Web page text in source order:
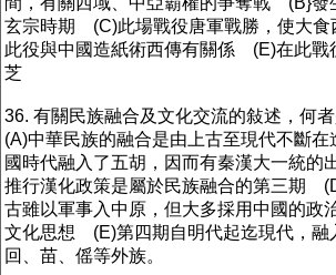
玄宗時期 (C)此場戰役唐軍戰勝，使大
此役與中國造紙術西傳有關係 (E)在此戰
芝
36. 有關民族融合及文化交流的敍述，何
(A)中華民族的融合是由上古至現代不斷
國時代融入了五胡，因而有秦漢大一統
推行漢化政策是屬於民族融合的第三期
古雖以軍事入中原，但大多採用中國的政
文化思想 (E)第四期自明代起迄現代，融
回、苗、傜等外族。